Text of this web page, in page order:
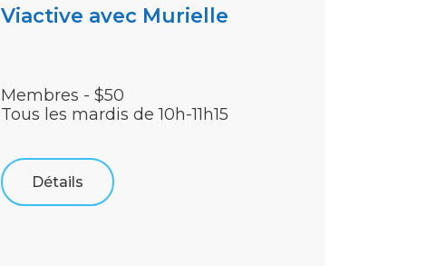
Viactive avec Murielle
Tous les mardis de 10h-11h15
Membres - $50
Détails